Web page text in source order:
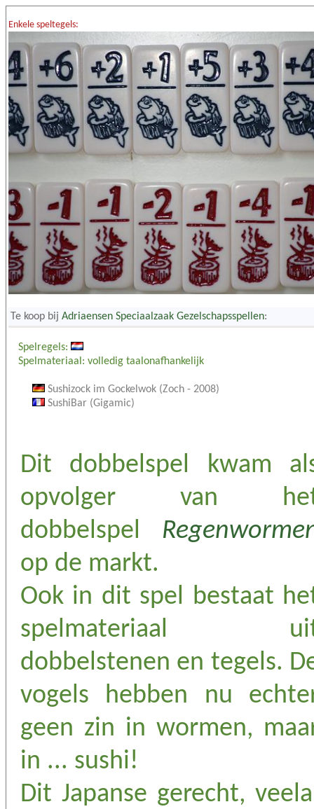
Enkele speltegels:
Te koop bij Adriaensen Speciaalzaak Gezelschapsspellen:
Spelregels:
Spelmateriaal: volledig taalonafhankelijk
Sushizock im Gockelwok (Zoch - 2008)
SushiBar (Gigamic)
Dit dobbelspel kwam
opvolger van
dobbelspel
op de markt.
Ook in dit spel bestaat
spelmateriaal
dobbelstenen en tegels.
vogels hebben nu
geen zin in wormen,
in ... sushi!
Dit Japanse gerecht,